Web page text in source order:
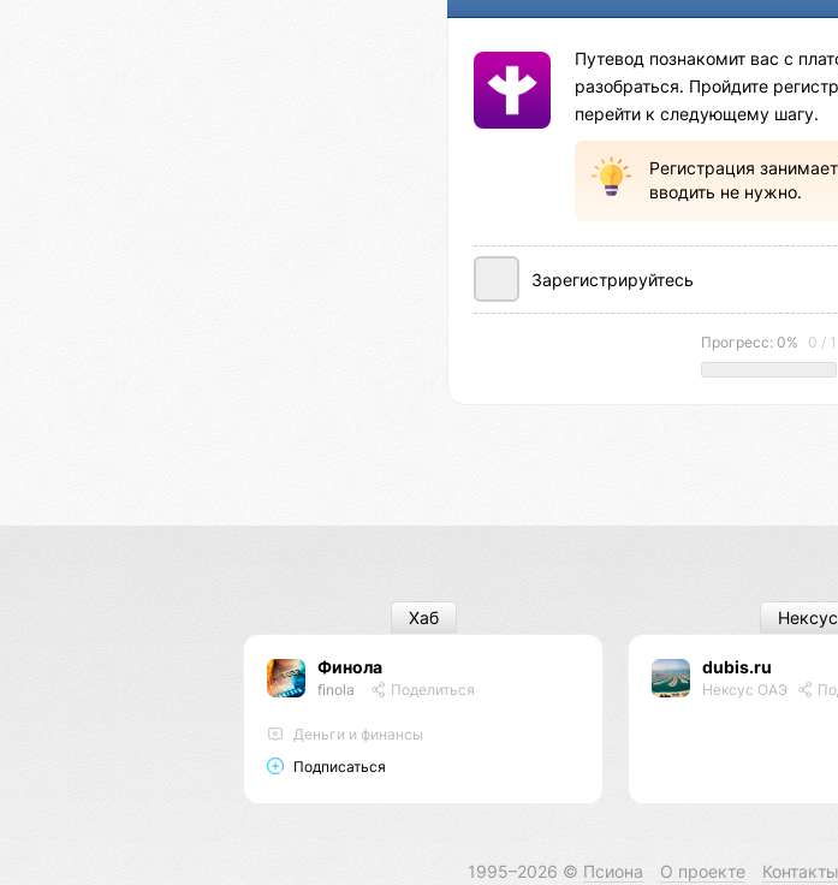
Путевод познакомит вас с
разобраться. Пройдите
перейти к следующему шагу.
Регистрация занимает
вводить не нужно.
Зарегистрируйтесь
Прогресс: 0% 0 / 1
Финола
finola Поделиться
Деньги и финансы
Подписаться
Хаб
dubis.ru
Нексус ОАЭ
Нексус
1995–2026 © Псиона О проекте Контакты